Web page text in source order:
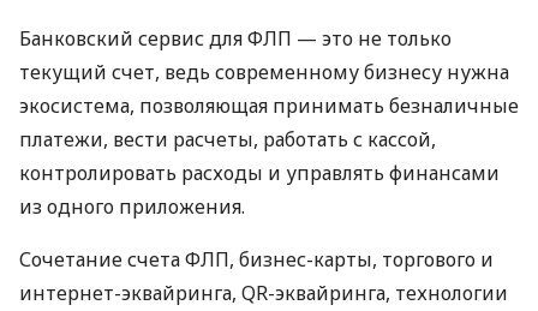
Банковский сервис для ФЛП — это не только
текущий счет, ведь современному бизнесу нужна
экосистема, позволяющая принимать безналичные
платежи, вести расчеты, работать с кассой,
контролировать расходы и управлять финансами
из одного приложения.
Сочетание счета ФЛП, бизнес-карты, торгового и
интернет-эквайринга, QR-эквайринга, технологии